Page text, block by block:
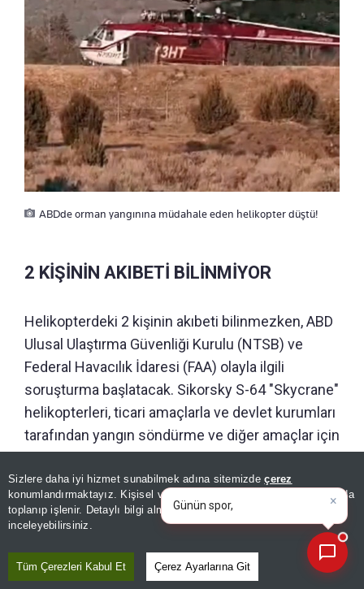
Sizlere daha iyi hizmet sunabilmek adına sitemizdeçerez
konumlandırmaktayız. Kişisel verileriniz, KVKK ve GDPR kapsamında
toplanıp işlenir. Detaylı bilgi almak içinAydınlatma Metnimizi
inceleyebilirsiniz.
Tüm Çerezleri Kabul Et Çerez Ayarlarına Git
ABDde orman yangınına müdahale eden helikopter düştü!
2 KİŞİNİN AKIBETİ BİLİNMİYOR
Helikopterdeki 2 kişinin akıbeti bilinmezken, ABD
Ulusal Ulaştırma Güvenliği Kurulu (NTSB) ve
Federal Havacılık İdaresi (FAA) olayla ilgili
soruşturma başlatacak. Sikorsky S-64 "Skycrane"
helikopterleri, ticari amaçlarla ve devlet kurumları
tarafından yangın söndürme ve diğer amaçlar için
kullanılıyor.
GÜNÜN ÖZETİ
Günün spor, gündem ve
ekonomi gelişmelerini analiz
ed|